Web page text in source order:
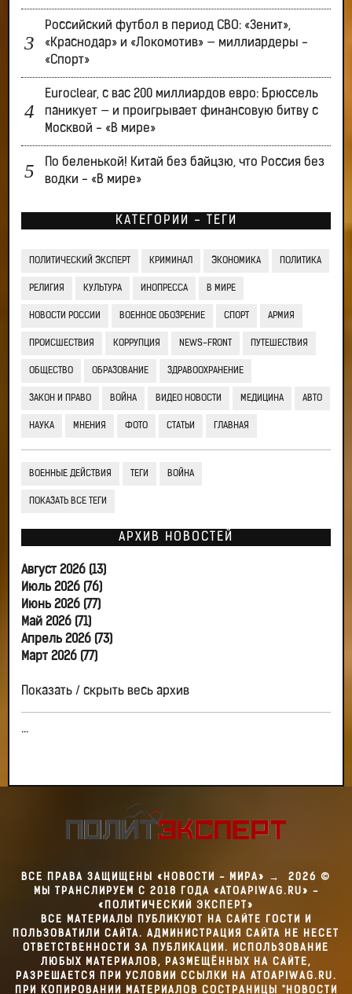
Российский футбол в период СВО: «Зенит»,
«Краснодар» и «Локомотив» — миллиардеры -
«Спорт»
Euroclear, с вас 200 миллиардов евро: Брюссель
паникует — и проигрывает финансовую битву с
Москвой - «В мире»
По беленькой! Китай без байцзю, что Россия без
водки - «В мире»
КАТЕГОРИИ - ТЕГИ
ПОЛИТИЧЕСКИЙ ЭКСПЕРТ КРИМИНАЛ ЭКОНОМИКА ПОЛИТИКА
РЕЛИГИЯ КУЛЬТУРА ИНОПРЕССА В МИРЕ
НОВОСТИ РОССИИ ВОЕННОЕ ОБОЗРЕНИЕ СПОРТ АРМИЯ
ПРОИСШЕСТВИЯ КОРРУПЦИЯ NEWS-FRONT ПУТЕШЕСТВИЯ
ОБЩЕСТВО ОБРАЗОВАНИЕ ЗДРАВООХРАНЕНИЕ
ЗАКОН И ПРАВО ВОЙНА ВИДЕО НОВОСТИ МЕДИЦИНА АВТО
НАУКА МНЕНИЯ ФОТО СТАТЬИ ГЛАВНАЯ
ВОЕННЫЕ ДЕЙСТВИЯ ТЕГИ ВОЙНА
ПОКАЗАТЬ ВСЕ ТЕГИ
АРХИВ НОВОСТЕЙ
Август 2026 (13)
Июль 2026 (76)
Июнь 2026 (77)
Май 2026 (71)
Апрель 2026 (73)
Март 2026 (77)
Показать / скрыть весь архив
...
ВСЕ ПРАВА ЗАЩИЩЕНЫ «НОВОСТИ - МИРА» → 2026 ©
МЫ ТРАНСЛИРУЕМ С 2018 ГОДА «ATOAPIWAG.RU» -
«ПОЛИТИЧЕСКИЙ ЭКСПЕРТ»
ВСЕ МАТЕРИАЛЫ ПУБЛИКУЮТ НА САЙТЕ ГОСТИ И
ПОЛЬЗОВАТИЛИ САЙТА. АДМИНИСТРАЦИЯ САЙТА НЕ НЕСЕТ
ОТВЕТСТВЕННОСТИ ЗА ПУБЛИКАЦИИ. ИСПОЛЬЗОВАНИЕ
ЛЮБЫХ МАТЕРИАЛОВ, РАЗМЕЩЁННЫХ НА САЙТЕ,
РАЗРЕШАЕТСЯ ПРИ УСЛОВИИ ССЫЛКИ НА ATOAPIWAG.RU.
ПРИ КОПИРОВАНИИ МАТЕРИАЛОВ СОСТРАНИЦЫ "НОВОСТИ